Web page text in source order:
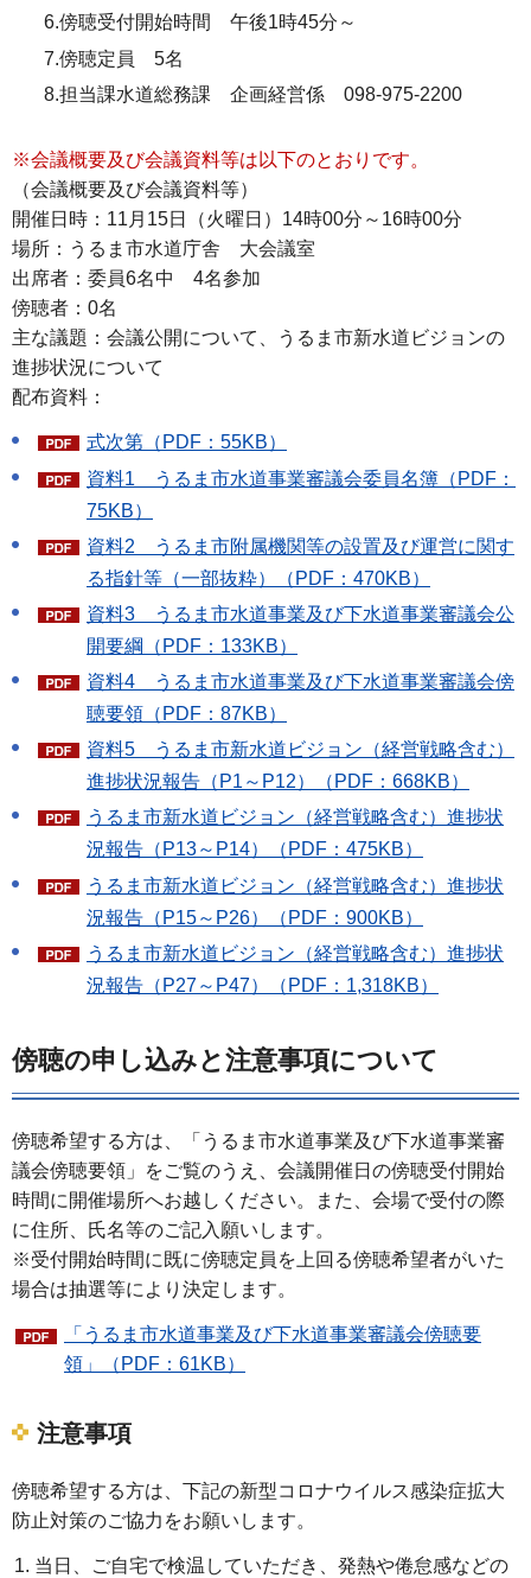
6.傍聴受付開始時間 午後1時45分～
7.傍聴定員 5名
8.担当課水道総務課 企画経営係 098-975-2200
※会議概要及び会議資料等は以下のとおりです。
（会議概要及び会議資料等）
開催日時：11月15日（火曜日）14時00分～16時00分
場所：うるま市水道庁舎 大会議室
出席者：委員6名中 4名参加
傍聴者：0名
主な議題：会議公開について、うるま市新水道ビジョンの
進捗状況について
配布資料：
式次第（PDF：55KB）
資料1 うるま市水道事業審議会委員名簿（PDF：
75KB）
資料2 うるま市附属機関等の設置及び運営に関す
る指針等（一部抜粋）（PDF：470KB）
資料3 うるま市水道事業及び下水道事業審議会公
開要綱（PDF：133KB）
資料4 うるま市水道事業及び下水道事業審議会傍
聴要領（PDF：87KB）
資料5 うるま市新水道ビジョン（経営戦略含む）
進捗状況報告（P1～P12）（PDF：668KB）
うるま市新水道ビジョン（経営戦略含む）進捗状
況報告（P13～P14）（PDF：475KB）
うるま市新水道ビジョン（経営戦略含む）進捗状
況報告（P15～P26）（PDF：900KB）
うるま市新水道ビジョン（経営戦略含む）進捗状
況報告（P27～P47）（PDF：1,318KB）
傍聴の申し込みと注意事項について
傍聴希望する方は、「うるま市水道事業及び下水道事業審
議会傍聴要領」をご覧のうえ、会議開催日の傍聴受付開始
時間に開催場所へお越しください。また、会場で受付の際
に住所、氏名等のご記入願いします。
※受付開始時間に既に傍聴定員を上回る傍聴希望者がいた
場合は抽選等により決定します。
「うるま市水道事業及び下水道事業審議会傍聴要
領」（PDF：61KB）
注意事項
傍聴希望する方は、下記の新型コロナウイルス感染症拡大
防止対策のご協力をお願いします。
当日、ご自宅で検温していただき、発熱や倦怠感などの